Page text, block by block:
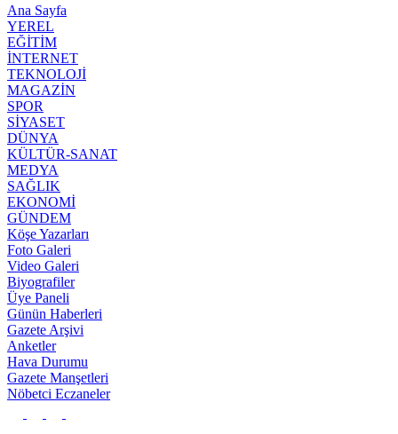
Ana Sayfa
YEREL
EĞİTİM
İNTERNET
TEKNOLOJİ
MAGAZİN
SPOR
SİYASET
DÜNYA
KÜLTÜR-SANAT
MEDYA
SAĞLIK
EKONOMİ
GÜNDEM
Köşe Yazarları
Foto Galeri
Video Galeri
Biyografiler
Üye Paneli
Günün Haberleri
Gazete Arşivi
Anketler
Hava Durumu
Gazete Manşetleri
Nöbetci Eczaneler